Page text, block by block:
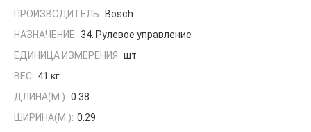
ПРОИЗВОДИТЕЛЬ: Bosch
НАЗНАЧЕНИЕ: 34. Рулевое управление
ЕДИНИЦА ИЗМЕРЕНИЯ: шт
ВЕС: 41 кг
ДЛИНА(М.): 0.38
ШИРИНА(М.): 0.29